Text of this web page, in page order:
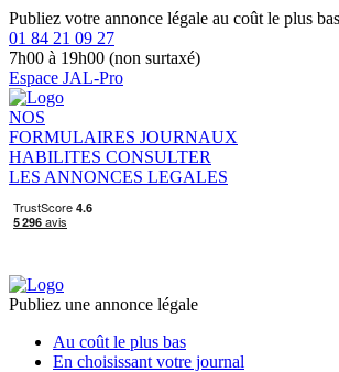
Publiez votre annonce légale au coût le plus bas
01 84 21 09 27
7h00 à 19h00 (non surtaxé)
Espace JAL-Pro
NOS
FORMULAIRES JOURNAUX
HABILITES CONSULTER
LES ANNONCES LEGALES
Publiez une annonce légale
Au coût le plus bas
En choisissant votre journal